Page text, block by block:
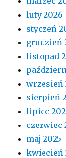
luty 2026
styczeń
grudzień
listopad
wrzesień
sierpień
lipiec
czerwiec
maj 2025
kwiecień